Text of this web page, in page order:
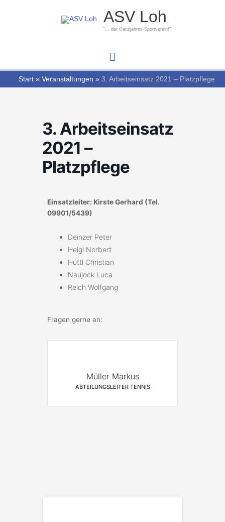
ASV Loh
"... der Ganzjahres-Sportverein!"
Hauptmenü
Start Veranstaltungen 3. Arbeitseinsatz 2021 – Platzpflege
3. Arbeitseinsatz
2021 –
Platzpflege
Einsatzleiter: Kirste Gerhard (Tel.
09901/5439)
Deinzer Peter
Heigl Norbert
Hüttl Christian
Naujock Luca
Reich Wolfgang
Fragen gerne an:
Müller Markus
ABTEILUNGSLEITER TENNIS